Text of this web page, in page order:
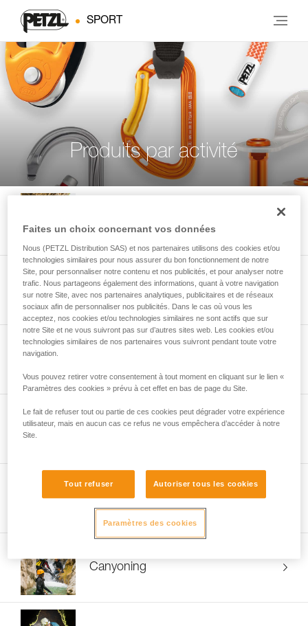
SPORT
Produits par activité
Escalade en grande voie
Ski de randonnée
Glace
Canyoning
Faites un choix concernant vos données
Nous (PETZL Distribution SAS) et nos partenaires utilisons des cookies et/ou
technologies similaires pour nous assurer du bon fonctionnement de notre
Site, pour personnaliser notre contenu et nos publicités, et pour analyser notre
trafic. Nous partageons également des informations, quant à votre navigation
sur notre Site, avec nos partenaires analytiques, publicitaires et de réseaux
sociaux afin de personnaliser nos publicités. Dans le cas où vous les
acceptez, nos cookies et/ou technologies similaires ne sont actifs que sur
notre Site et ne vous suivront pas sur d’autres sites web. Les cookies et/ou
technologies similaires de nos partenaires vous suivront pendant toute votre
navigation.
Vous pouvez retirer votre consentement à tout moment en cliquant sur le lien «
Paramètres des cookies » prévu à cet effet en bas de page du Site.
Le fait de refuser tout ou partie de ces cookies peut dégrader votre expérience
utilisateur, mais en aucun cas ce refus ne vous empêchera d’accéder à notre
Site.
Tout refuser Autoriser tous les cookies
Paramètres des cookies